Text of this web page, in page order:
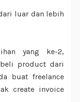
luar dan lebih
yang ke-2,
product dari
buat freelance
create invoice